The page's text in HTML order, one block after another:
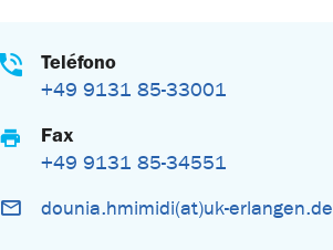
Teléfono
+49 9131 85-33001
Fax
+49 9131 85-34551
dounia.hmimidi(at)uk-erlangen.de